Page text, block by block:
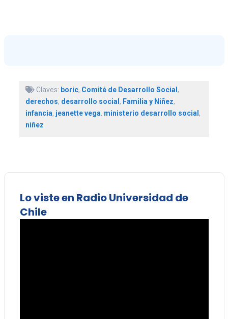
Claves: boric, Comité de Desarrollo Social,
derechos, desarrollo social, Familia y Niñez,
infancia, jeanette vega, ministerio desarrollo social,
niñez
Lo viste en Radio Universidad de
Chile